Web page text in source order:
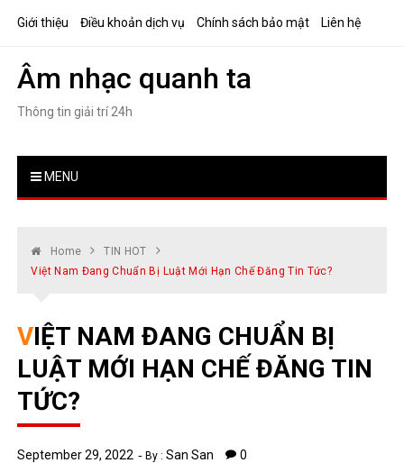
Giới thiệu Điều khoản dịch vụ Chính sách bảo mật Liên hệ
Âm nhạc quanh ta
Thông tin giải trí 24h
MENU
Home
TIN HOT
Việt Nam Đang Chuẩn Bị Luật Mới Hạn Chế Đăng Tin Tức?
VIỆT NAM ĐANG CHUẨN BỊ
LUẬT MỚI HẠN CHẾ ĐĂNG TIN
TỨC?
September 29, 2022 By :San San 0